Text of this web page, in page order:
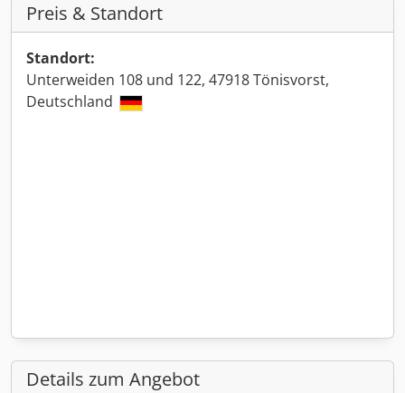
Preis & Standort
Standort:
Unterweiden 108 und 122, 47918 Tönisvorst,
Deutschland
Details zum Angebot